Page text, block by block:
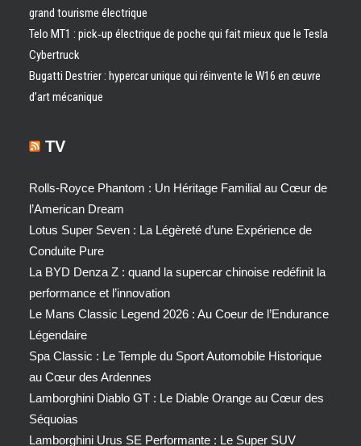
grand tourisme électrique
Telo MT1 : pick‑up électrique de poche qui fait mieux que le Tesla
Cybertruck
Bugatti Destrier : hypercar unique qui réinvente le W16 en œuvre
d’art mécanique
TV
Rolls-Royce Phantom : Un Héritage Familial au Cœur de
l’American Dream
Lotus Super Seven : La Légèreté d’une Expérience de
Conduite Pure
La BYD Denza Z : quand la supercar chinoise redéfinit la
performance et l’innovation
Le Mans Classic Legend 2026 : Au Coeur de l’Endurance
Légendaire
Spa Classic : Le Temple du Sport Automobile Historique
au Cœur des Ardennes
Lamborghini Diablo GT : Le Diable Orange au Cœur des
Séquoias
Lamborghini Urus SE Performante : Le Super SUV